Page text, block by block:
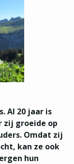
Al 20 jaar is
zij groeide op
Omdat zij
kan ze ook
hun